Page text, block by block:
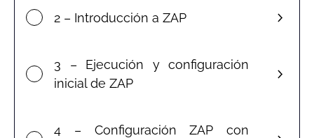
2 – Introducción a ZAP
3 – Ejecución y configuración
inicial de ZAP
4 – Configuración ZAP con